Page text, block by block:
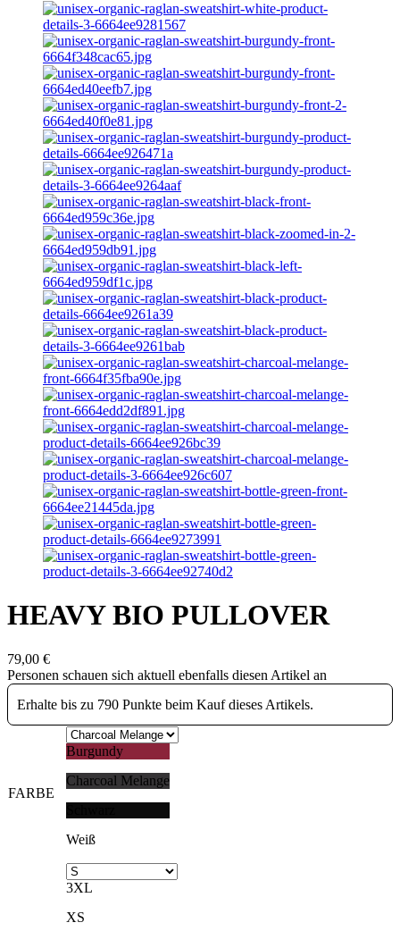
HEAVY BIO PULLOVER
79,00 €
Personen schauen sich aktuell ebenfalls diesen Artikel an
Erhalte bis zu 790 Punkte beim Kauf dieses Artikels.
FARBE
Burgundy
Charcoal Melange
Weiß
3XL
XS